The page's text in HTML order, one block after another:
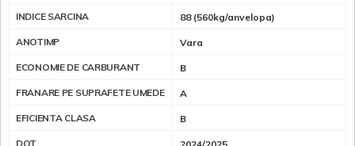
INDICE SARCINA 88 (560kg/anvelopa)
ANOTIMP Vara
ECONOMIE DE CARBURANT B
FRANARE PE SUPRAFETE UMEDE A
EFICIENTA CLASA B
DOT